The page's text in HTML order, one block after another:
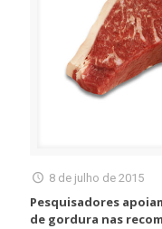
8 de julho de 2015
Pesquisadores
de gordura nas